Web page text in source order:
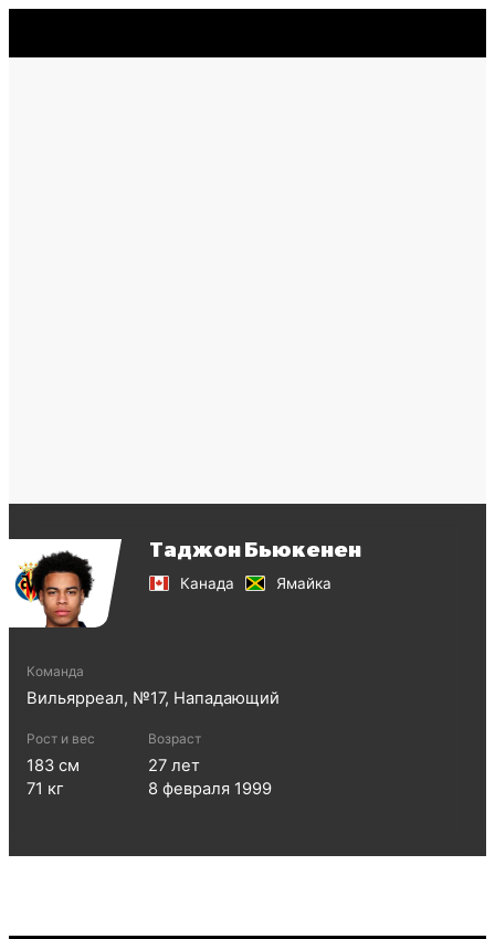
Таджон Бьюкенен
Канада Ямайка
Команда
Вильярреал, №17, Нападающий
Рост и вес
183 см
71 кг
Возраст
27 лет
8 февраля 1999